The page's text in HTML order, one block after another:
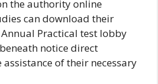
the authority online
can download their
Practical test lobby
notice direct
of their necessary